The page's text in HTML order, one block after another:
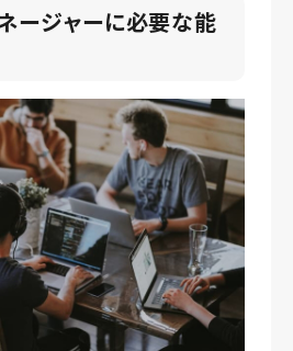
ージャーに必要な能